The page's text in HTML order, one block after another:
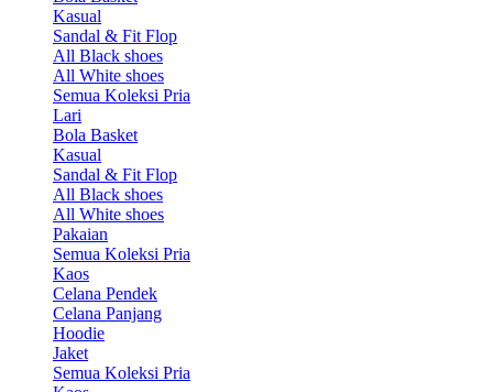
Kasual
Sandal & Fit Flop
All Black shoes
All White shoes
Semua Koleksi Pria
Lari
Bola Basket
Kasual
Sandal & Fit Flop
All Black shoes
All White shoes
Pakaian
Semua Koleksi Pria
Kaos
Celana Pendek
Celana Panjang
Hoodie
Jaket
Semua Koleksi Pria